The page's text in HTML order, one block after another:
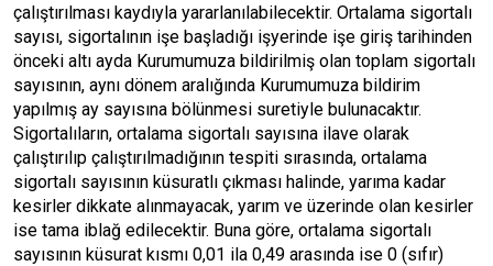
çalıştırılması kaydıyla yararlanılabilecektir. Ortalama sigortalı
sayısı, sigortalının işe başladığı işyerinde işe giriş tarihinden
önceki altı ayda Kurumumuza bildirilmiş olan toplam sigortalı
sayısının, aynı dönem aralığında Kurumumuza bildirim
yapılmış ay sayısına bölünmesi suretiyle bulunacaktır.
Sigortalıların, ortalama sigortalı sayısına ilave olarak
çalıştırılıp çalıştırılmadığının tespiti sırasında, ortalama
sigortalı sayısının küsuratlı çıkması halinde, yarıma kadar
kesirler dikkate alınmayacak, yarım ve üzerinde olan kesirler
ise tama iblağ edilecektir. Buna göre, ortalama sigortalı
sayısının küsurat kısmı 0,01 ila 0,49 arasında ise 0 (sıfır)